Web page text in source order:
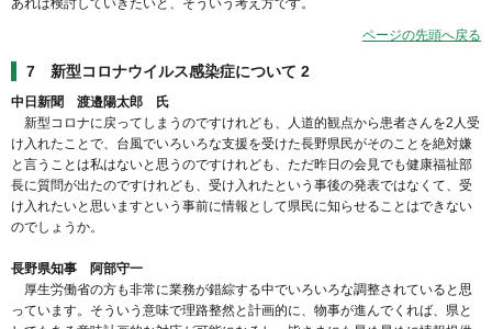
あれば検討していきたいと、そういう考え方です。
ページの先頭へ戻る
7 新型コロナウイルス感染症について 2
中日新聞 渡邉陽太郎 氏
新型コロナに戻ってしまうのですけれども、人道的観点から患者さんを2人受
け入れたことで、台風でいろいろな支援を受けた長野県民がそのことを絶対嫌
と言うことは私はないと思うのですけれども、ただ昨日の会見でも健康福祉部
長に質問が出たのですけれども、受け入れたという事後の発表ではなくて、受
け入れたいと思いますという事前に情報として県民に知らせることはできない
のでしょうか。
長野県知事 阿部守一
厚生労働省の方も非常に業務が錯綜する中でいろいろな調整されていると思
っています。そういう意味で理路整然と計画的に、物事が進んでくれば、県と